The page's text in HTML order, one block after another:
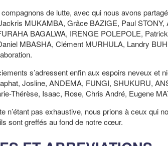
de lutte, avec qui nous avons
MUKAMBA, Grâce BAZIGE, Paul
BAGALWA, IRENGE POLEPOLE,
MBASHA, Clément MURHULA, Landry
s’adressent enfin aux espoirs neveux et
Josline, ANDEMA, FUNGI, SHUKURU,
Thérèse, Isaac, Rose, Chris André, Eugene
pas exhaustive, nous prions à ceux qui
sont greffés au fond de notrecœur.